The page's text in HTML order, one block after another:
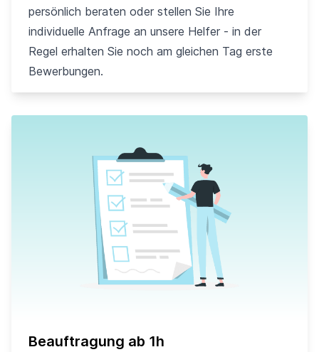
persönlich beraten oder stellen Sie Ihre
individuelle Anfrage an unsere Helfer - in der
Regel erhalten Sie noch am gleichen Tag erste
Bewerbungen.
Beauftragung ab 1h